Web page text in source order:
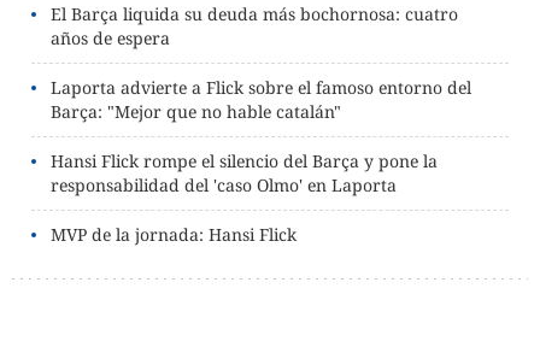
El Barça liquida su deuda más bochornosa: cuatro
años de espera
Laporta advierte a Flick sobre el famoso entorno del
Barça: "Mejor que no hable catalán"
Hansi Flick rompe el silencio del Barça y pone la
responsabilidad del 'caso Olmo' en Laporta
MVP de la jornada: Hansi Flick